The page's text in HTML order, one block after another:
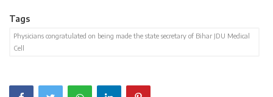
Tags
Physicians congratulated on being made the state secretary of Bihar JDU Medical
Cell